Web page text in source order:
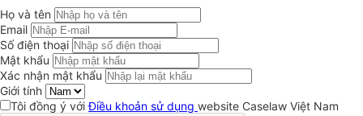
Họ và tên
Email
Số điện thoại
Mật khẩu
Xác nhận mật khẩu
Giới tính
Tôi đồng ý vớiĐiều khoản sử dụng website Caselaw Việt Nam